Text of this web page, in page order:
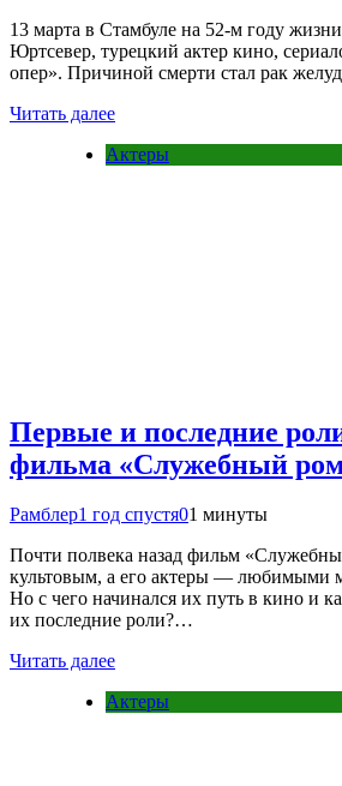
13 марта в Стамбуле на 52-м году
Юртсевер, турецкий актер кино,
опер». Причиной смерти стал рак
Читать далее
Актеры
Первые и последние
фильма «Служебный
Рамблер1 год спустя01 минуты
Почти полвека назад фильм
культовым, а его актеры — любимыми
Но с чего начинался их путь в кино и
их последние роли?…
Читать далее
Актеры